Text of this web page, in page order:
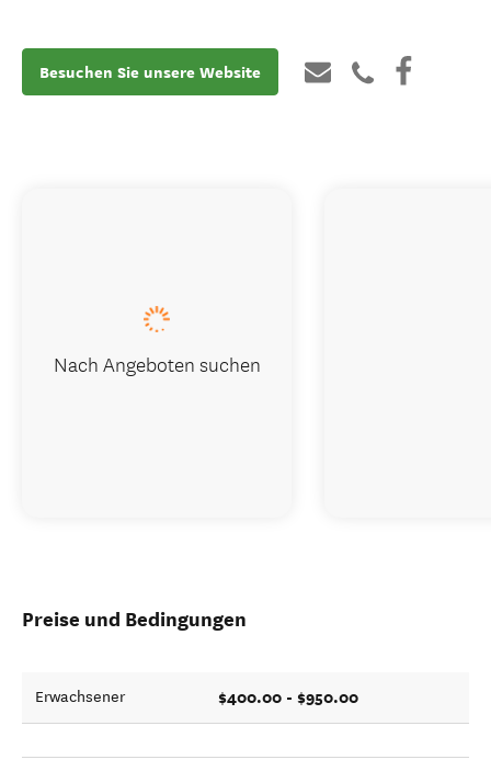
Besuchen Sie unsere Website
Preise und Bedingungen
Erwachsener $400.00 - $950.00
Nach Angeboten suchen